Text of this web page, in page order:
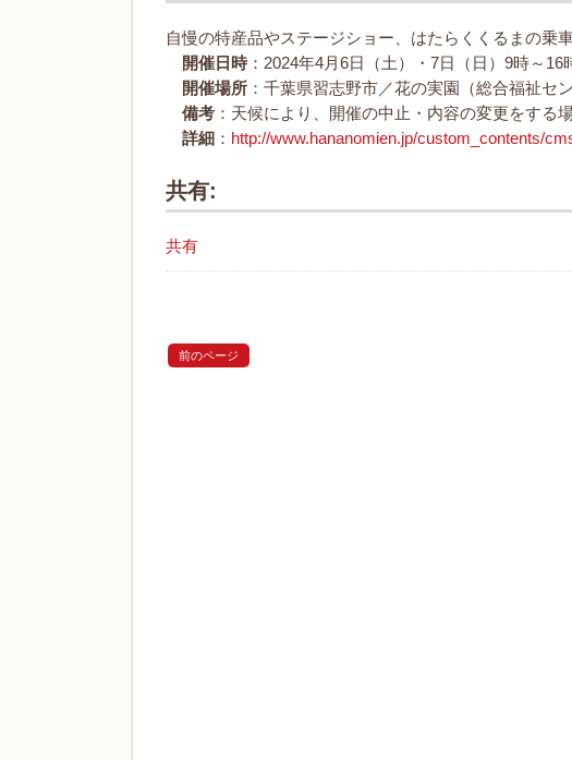
自慢の特産品やステージショー、はたらくくるまの乗
開催日時 ：2024年4月6日（土）・7日（日）9時～16
開催場所 ：千葉県習志野市／花の実園（総合福祉セン
備考 ：天候により、開催の中止・内容の変更をする
詳細 ： http://www.hananomien.jp/custom_contents/
共有:
共有
前のページ